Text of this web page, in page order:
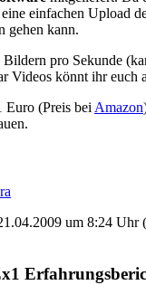
einfachen Upload
gehen kann.
pro Sekunde
Videos könnt ihr euch
Euro (Preis beiAmazon
um 8:24 Uhr (